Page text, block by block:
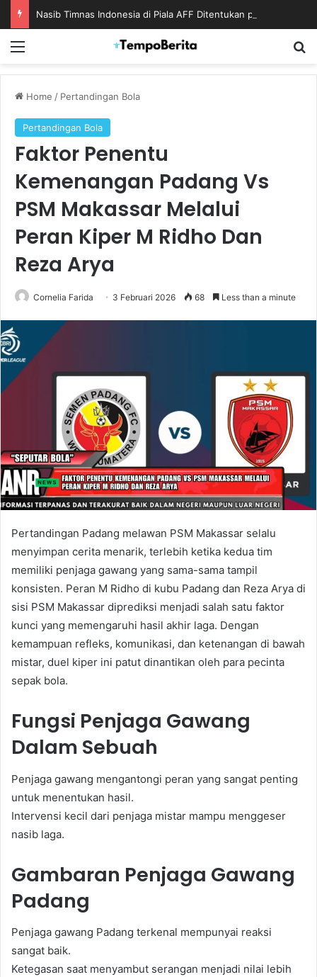
Home / Pertandingan Bola
Pertandingan Bola
Faktor Penentu
Kemenangan Padang Vs
PSM Makassar Melalui
Peran Kiper M Ridho Dan
Reza Arya
Cornelia Farida 3 Februari 2026 68 Less than a minute
Pertandingan Padang melawan PSM Makassar selalu
menyimpan cerita menarik, terlebih ketika kedua tim
memiliki penjaga gawang yang sama-sama tampil
konsisten. Peran M Ridho di kubu Padang dan Reza Arya di
sisi PSM Makassar diprediksi menjadi salah satu faktor
kunci yang memengaruhi hasil akhir laga. Dengan
kemampuan refleks, komunikasi, dan ketenangan di bawah
mistar, duel kiper ini patut dinantikan oleh para pecinta
sepak bola.
Fungsi Penjaga Gawang
Dalam Sebuah
Penjaga gawang mengantongi peran yang sangat penting
untuk menentukan hasil.
Intervensi kecil dari penjaga mistar mampu menggeser
nasib laga.
Gambaran Penjaga Gawang
Padang
Penjaga gawang Padang terkenal mempunyai reaksi
sangat baik.
Ketegasan saat menyambut serangan menjadi nilai lebih